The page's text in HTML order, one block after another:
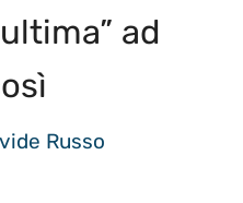
ad
Russo